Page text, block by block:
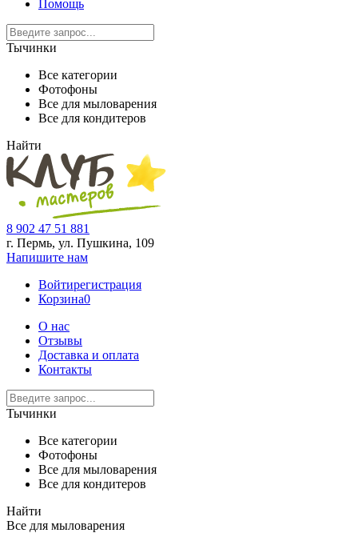
Помощь
Тычинки
Все категории
Фотофоны
Все для мыловарения
Все для кондитеров
Найти
8 902 47 51 881
г. Пермь, ул. Пушкина, 109
Напишите нам
Войтирегистрация
Корзина0
О нас
Отзывы
Доставка и оплата
Контакты
Тычинки
Все категории
Фотофоны
Все для мыловарения
Все для кондитеров
Найти
Все для мыловарения